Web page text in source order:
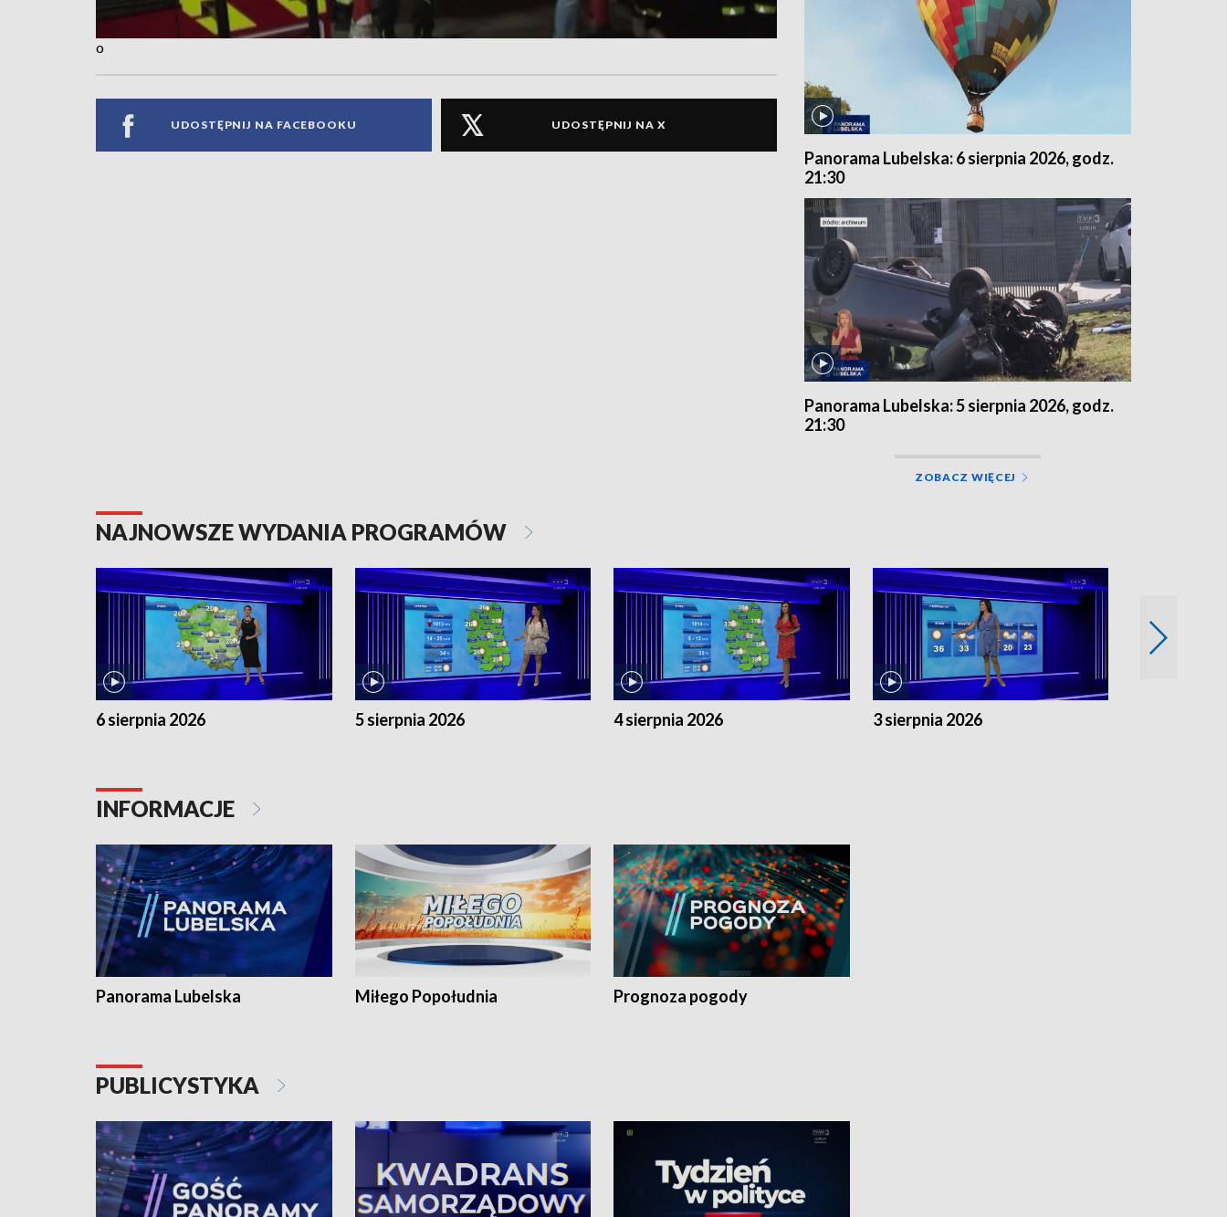
o
UDOSTĘPNIJ NA FACEBOOKU UDOSTĘPNIJ NA X
Panorama Lubelska: 6 sierpnia 2026, godz.
21:30
Panorama Lubelska: 5 sierpnia 2026, godz.
21:30
ZOBACZ WIĘCEJ
NAJNOWSZE WYDANIA PROGRAMÓW
6 sierpnia 2026 5 sierpnia 2026 4 sierpnia 2026 3 sierpnia 2026
INFORMACJE
Panorama Lubelska Miłego Popołudnia Prognoza pogody
PUBLICYSTYKA